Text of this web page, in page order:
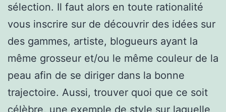
sélection. Il faut alors en toute rationalité
vous inscrire sur de découvrir des idées sur
des gammes, artiste, blogueurs ayant la
même grosseur et/ou le même couleur de la
peau afin de se diriger dans la bonne
trajectoire. Aussi, trouver quoi que ce soit
célèbre, une exemple de style sur laquelle